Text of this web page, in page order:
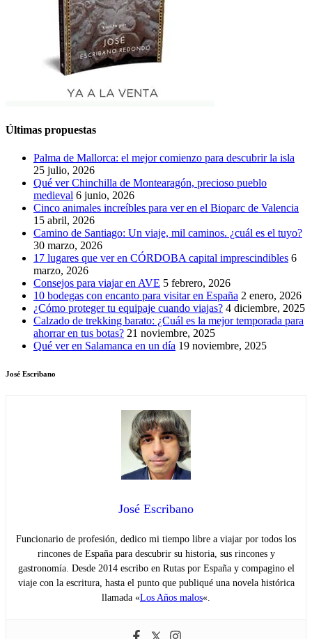
Últimas propuestas
Palma de Mallorca: el mejor comienzo para descubrir la isla
25 julio, 2026
Qué ver Chinchilla de Montearagón, precioso pueblo
medieval 6 junio, 2026
Cinco animales increíbles para ver en el Bioparc de Valencia
15 abril, 2026
Camino de Santiago: Un viaje, mil caminos. ¿cuál es el tuyo?
30 marzo, 2026
17 lugares que ver en CÓRDOBA capital imprescindibles 6
marzo, 2026
Consejos para viajar en AVE 5 febrero, 2026
10 bodegas con encanto para visitar en España 2 enero, 2026
¿Cómo proteger tu equipaje cuando viajas? 4 diciembre, 2025
Calzado de trekking barato: ¿Cuál es la mejor temporada para
ahorrar en tus botas? 21 noviembre, 2025
Qué ver en Salamanca en un día 19 noviembre, 2025
José Escribano
José Escribano
Funcionario de profesión, dedico mi tiempo libre a viajar por todos los
rincones de España para descubrir su historia, sus rincones y
gastronomía. Desde 2014 escribo en Rutas por España y compagino el
viaje con la escritura, hasta el punto que publiqué una novela histórica
llamada «Los Años malos«.